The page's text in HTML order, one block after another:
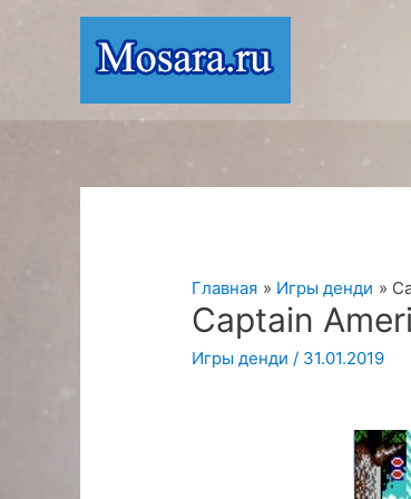
содержимому
Главная Игры денди
Captain
Игры денди / 31.01.2019